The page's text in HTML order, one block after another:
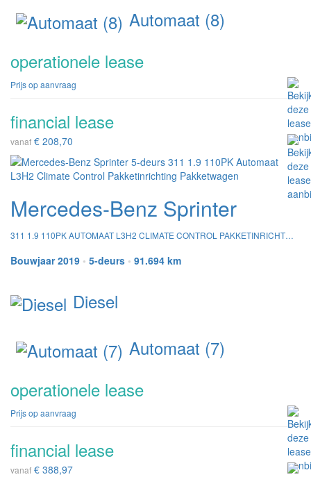
Automaat (8)
operationele lease
Prijs op aanvraag
financial lease
vanaf € 208,70
Mercedes-Benz Sprinter
311 1.9 110PK AUTOMAAT L3H2 CLIMATE CONTROL PAKKETINRICHTING PAKKETWAGEN
Bouwjaar 2019 • 5-deurs • 91.694 km
Diesel
Automaat (7)
operationele lease
Prijs op aanvraag
financial lease
vanaf € 388,97